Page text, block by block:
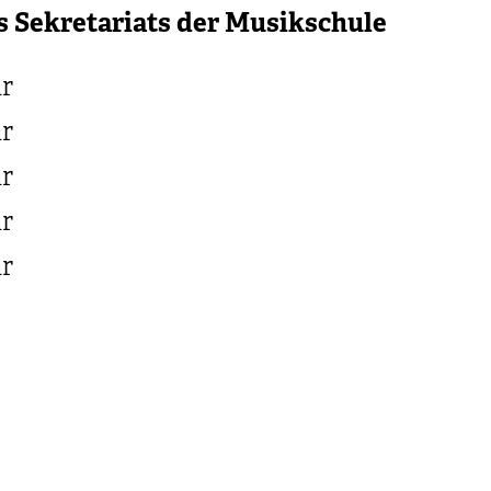
Sekretariats der Musikschule